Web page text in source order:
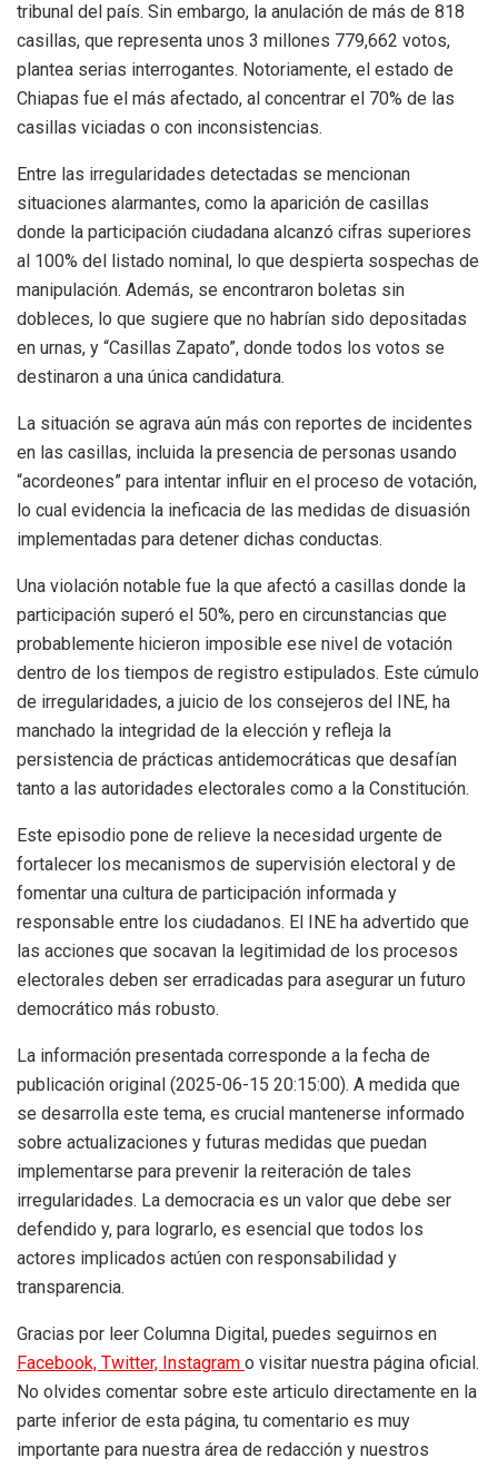
tribunal del país. Sin embargo, la anulación de más de 818
casillas, que representa unos 3 millones 779,662 votos,
plantea serias interrogantes. Notoriamente, el estado de
Chiapas fue el más afectado, al concentrar el 70% de las
casillas viciadas o con inconsistencias.
Entre las irregularidades detectadas se mencionan
situaciones alarmantes, como la aparición de casillas
donde la participación ciudadana alcanzó cifras superiores
al 100% del listado nominal, lo que despierta sospechas de
manipulación. Además, se encontraron boletas sin
dobleces, lo que sugiere que no habrían sido depositadas
en urnas, y “Casillas Zapato”, donde todos los votos se
destinaron a una única candidatura.
La situación se agrava aún más con reportes de incidentes
en las casillas, incluida la presencia de personas usando
“acordeones” para intentar influir en el proceso de votación,
lo cual evidencia la ineficacia de las medidas de disuasión
implementadas para detener dichas conductas.
Una violación notable fue la que afectó a casillas donde la
participación superó el 50%, pero en circunstancias que
probablemente hicieron imposible ese nivel de votación
dentro de los tiempos de registro estipulados. Este cúmulo
de irregularidades, a juicio de los consejeros del INE, ha
manchado la integridad de la elección y refleja la
persistencia de prácticas antidemocráticas que desafían
tanto a las autoridades electorales como a la Constitución.
Este episodio pone de relieve la necesidad urgente de
fortalecer los mecanismos de supervisión electoral y de
fomentar una cultura de participación informada y
responsable entre los ciudadanos. El INE ha advertido que
las acciones que socavan la legitimidad de los procesos
electorales deben ser erradicadas para asegurar un futuro
democrático más robusto.
La información presentada corresponde a la fecha de
publicación original (2025-06-15 20:15:00). A medida que
se desarrolla este tema, es crucial mantenerse informado
sobre actualizaciones y futuras medidas que puedan
implementarse para prevenir la reiteración de tales
irregularidades. La democracia es un valor que debe ser
defendido y, para lograrlo, es esencial que todos los
actores implicados actúen con responsabilidad y
transparencia.
Gracias por leer Columna Digital, puedes seguirnos en
Facebook, Twitter, Instagram o visitar nuestra página oficial.
No olvides comentar sobre este articulo directamente en la
parte inferior de esta página, tu comentario es muy
importante para nuestra área de redacción y nuestros